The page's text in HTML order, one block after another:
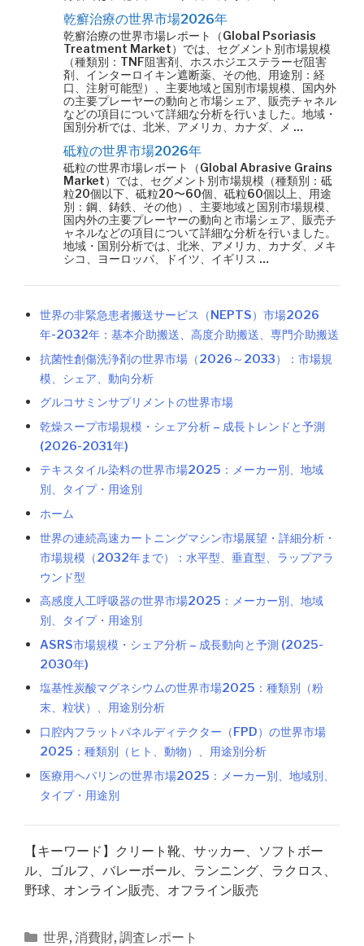
乾癬治療の世界市場2026年
乾癬治療の世界市場レポート（Global Psoriasis
Treatment Market）では、セグメント別市場規模
（種類別：TNF阻害剤、ホスホジエステラーゼ阻害
剤、インターロイキン遮断薬、その他、用途別：経
口、注射可能型）、主要地域と国別市場規模、国内外
の主要プレーヤーの動向と市場シェア、販売チャネル
などの項目について詳細な分析を行いました。地域・
国別分析では、北米、アメリカ、カナダ、メ …
砥粒の世界市場2026年
砥粒の世界市場レポート（Global Abrasive Grains
Market）では、セグメント別市場規模（種類別：砥
粒20個以下、砥粒20〜60個、砥粒60個以上、用途
別：鋼、鋳鉄、その他）、主要地域と国別市場規模、
国内外の主要プレーヤーの動向と市場シェア、販売チ
ャネルなどの項目について詳細な分析を行いました。
地域・国別分析では、北米、アメリカ、カナダ、メキ
シコ、ヨーロッパ、ドイツ、イギリス …
世界の非緊急患者搬送サービス（NEPTS）市場2026
年-2032年：基本介助搬送、高度介助搬送、専門介助搬送
抗菌性創傷洗浄剤の世界市場（2026～2033）：市場規
模、シェア、動向分析
グルコサミンサプリメントの世界市場
乾燥スープ市場規模・シェア分析 – 成長トレンドと予測
(2026-2031年)
テキスタイル染料の世界市場2025：メーカー別、地域
別、タイプ・用途別
ホーム
世界の連続高速カートニングマシン市場展望・詳細分析・
市場規模（2032年まで）：水平型、垂直型、ラップアラ
ウンド型
高感度人工呼吸器の世界市場2025：メーカー別、地域
別、タイプ・用途別
ASRS市場規模・シェア分析 – 成長動向と予測 (2025-
2030年)
塩基性炭酸マグネシウムの世界市場2025：種類別（粉
末、粒状）、用途別分析
口腔内フラットパネルディテクター（FPD）の世界市場
2025：種類別（ヒト、動物）、用途別分析
医療用ヘパリンの世界市場2025：メーカー別、地域別、
タイプ・用途別
【キーワード】クリート靴、サッカー、ソフトボー
ル、ゴルフ、バレーボール、ランニング、ラクロス、
野球、オンライン販売、オフライン販売
カ
世界, 消費財, 調査レポート